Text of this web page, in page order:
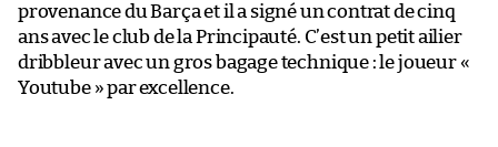
provenance du Barça et il a signé un contrat de cinq
ans avec le club de la Principauté. C’est un petit ailier
dribbleur avec un gros bagage technique : le joueur «
Youtube » par excellence.